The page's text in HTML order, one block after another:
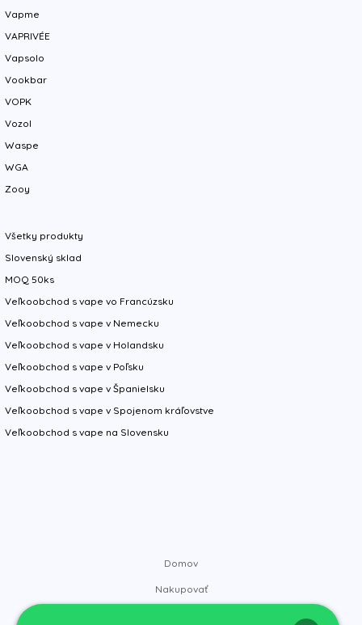
Vapme
VAPRIVÉE
Vapsolo
Vookbar
VOPK
Vozol
Waspe
WGA
Zooy
Všetky produkty
Slovenský sklad
MOQ 50ks
Veľkoobchod s vape vo Francúzsku
Veľkoobchod s vape v Nemecku
Veľkoobchod s vape v Holandsku
Veľkoobchod s vape v Poľsku
Veľkoobchod s vape v Španielsku
Veľkoobchod s vape v Spojenom kráľovstve
Veľkoobchod s vape na Slovensku
Domov
Nakupovať